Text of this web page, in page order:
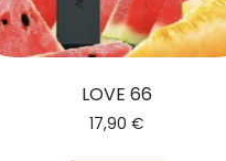
LOVE 66
17,90 €